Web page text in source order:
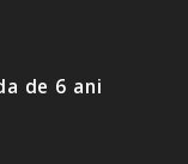
de 6 ani